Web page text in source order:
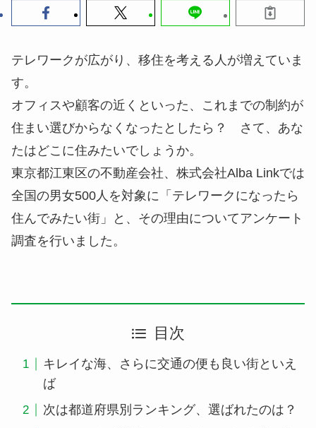
テレワークが広がり、移住を考える人が増えていま
す。
オフィスや顧客の近くといった、これまでの制約が
住まい選びからなくなったとしたら？ さて、あな
たはどこに住みたいでしょうか。
東京都江東区の不動産会社、株式会社Alba Linkでは
全国の男女500人を対象に「テレワークになったら
住んでみたい街」と、その理由についてアンケート
調査を行いました。
目次
キレイな海、さらに交通の便も良い街といえ
ば
次は都道府県別ランキング、選ばれたのは？